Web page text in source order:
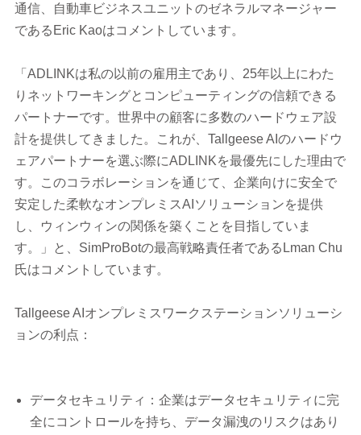
通信、自動車ビジネスユニットのゼネラルマネージャー
であるEric Kaoはコメントしています。
「ADLINKは私の以前の雇用主であり、25年以上にわた
りネットワーキングとコンピューティングの信頼できる
パートナーです。世界中の顧客に多数のハードウェア設
計を提供してきました。これが、Tallgeese AIのハードウ
ェアパートナーを選ぶ際にADLINKを最優先にした理由で
す。このコラボレーションを通じて、企業向けに安全で
安定した柔軟なオンプレミスAIソリューションを提供
し、ウィンウィンの関係を築くことを目指していま
す。」と、SimProBotの最高戦略責任者であるLman Chu
氏はコメントしています。
Tallgeese AIオンプレミスワークステーションソリューシ
ョンの利点：
データセキュリティ：企業はデータセキュリティに完
全にコントロールを持ち、データ漏洩のリスクはあり